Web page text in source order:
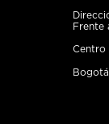
Frente
Centro